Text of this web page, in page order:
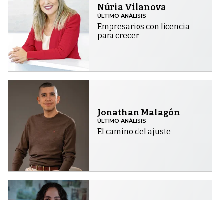
Núria Vilanova
ÚLTIMO ANÁLISIS
Empresarios con licencia
para crecer
Jonathan Malagón
ÚLTIMO ANÁLISIS
El camino del ajuste